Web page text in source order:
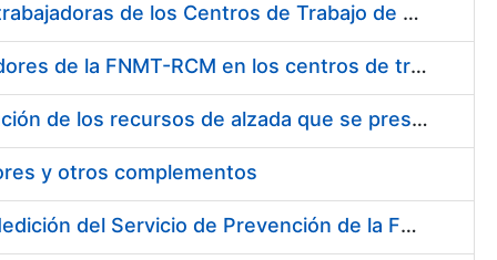
Suministro de Protectores Auditivos a medida para las personas trabajadoras de los Centros de Trabajo de Madrid y Burgos
Suministro de gafas graduadas antiproyecciones para los trabajadores de la FNMT-RCM en los centros de trabajo de Madrid y Burgos
Servicios de una empresa externa para el asesoramiento y resolución de los recursos de alzada que se presentan relacionados con procesos de selección para la FNMT-RCM
y otros complementos
Servicio de Calibración y Verificación Externa de los Equipos de Medición del Servicio de Prevención de la FNMT-RCM